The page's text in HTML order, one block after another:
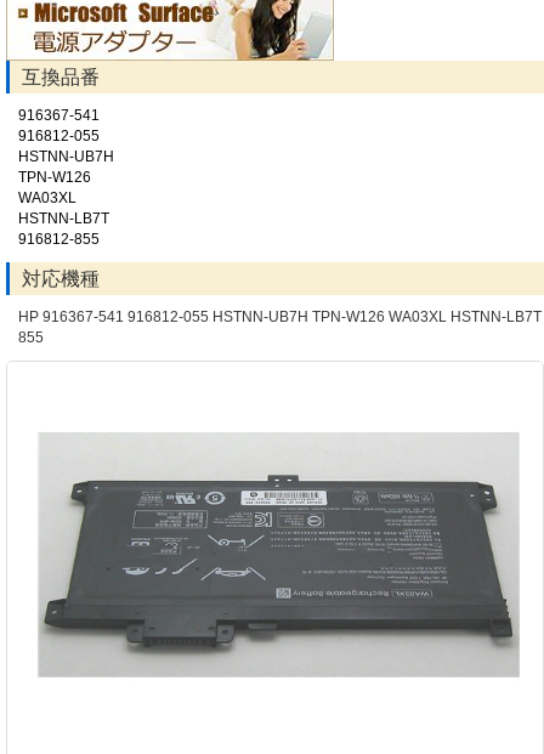
互換品番
916367-541
916812-055
HSTNN-UB7H
TPN-W126
WA03XL
HSTNN-LB7T
916812-855
対応機種
HP 916367-541 916812-055 HSTNN-UB7H TPN-W126 WA03XL HSTNN-
855